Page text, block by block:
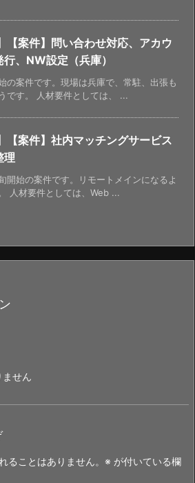
【案件】問い合わせ対応、アカウ
行、NW設定（兵庫）
の案件です。現場は兵庫で、常駐、出張も
です。 人材要件としては、 ...
【案件】社内マッチングサービス
理
開始の案件です。リモートメインになるよ
人材要件としては、Web ...
ません
ることはありません。 ※ が付いている欄